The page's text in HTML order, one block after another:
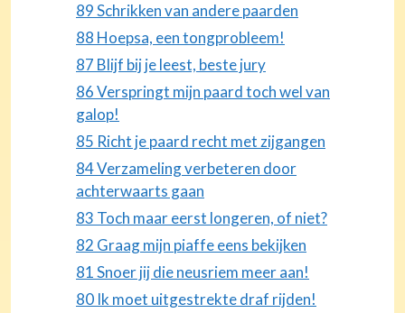
89 Schrikken van andere paarden
88 Hoepsa, een tongprobleem!
87 Blijf bij je leest, beste jury
86 Verspringt mijn paard toch wel van
galop!
85 Richt je paard recht met zijgangen
84 Verzameling verbeteren door
achterwaarts gaan
83 Toch maar eerst longeren, of niet?
82 Graag mijn piaffe eens bekijken
81 Snoer jij die neusriem meer aan!
80 Ik moet uitgestrekte draf rijden!